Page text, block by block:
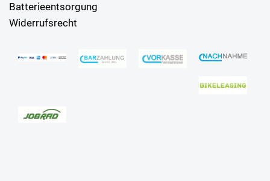
Batterieentsorgung
Widerrufsrecht